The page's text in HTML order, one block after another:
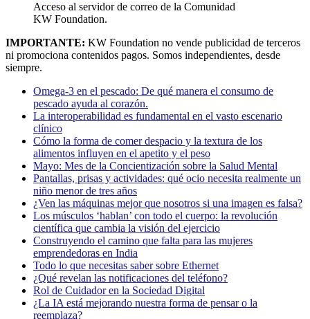
Acceso al servidor de correo de la Comunidad
KW Foundation.
IMPORTANTE: KW Foundation no vende publicidad de terceros
ni promociona contenidos pagos. Somos independientes, desde
siempre.
Omega-3 en el pescado: De qué manera el consumo de
pescado ayuda al corazón.
La interoperabilidad es fundamental en el vasto escenario
clínico
Cómo la forma de comer despacio y la textura de los
alimentos influyen en el apetito y el peso
Mayo: Mes de la Concientización sobre la Salud Mental
Pantallas, prisas y actividades: qué ocio necesita realmente un
niño menor de tres años
¿Ven las máquinas mejor que nosotros si una imagen es falsa?
Los músculos ‘hablan’ con todo el cuerpo: la revolución
científica que cambia la visión del ejercicio
Construyendo el camino que falta para las mujeres
emprendedoras en India
Todo lo que necesitas saber sobre Ethernet
¿Qué revelan las notificaciones del teléfono?
Rol de Cuidador en la Sociedad Digital
¿La IA está mejorando nuestra forma de pensar o la
reemplaza?